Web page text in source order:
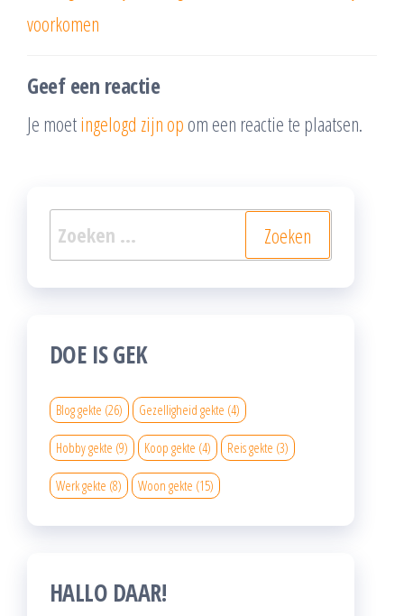
voorkomen
Geef een reactie
Je moetingelogd zijn op om een reactie te plaatsen.
Zoeken
naar:
DOE IS GEK
Blog gekte (26) Gezelligheid gekte (4)
Hobby gekte (9) Koop gekte (4) Reis gekte (3)
Werk gekte (8) Woon gekte (15)
HALLO DAAR!